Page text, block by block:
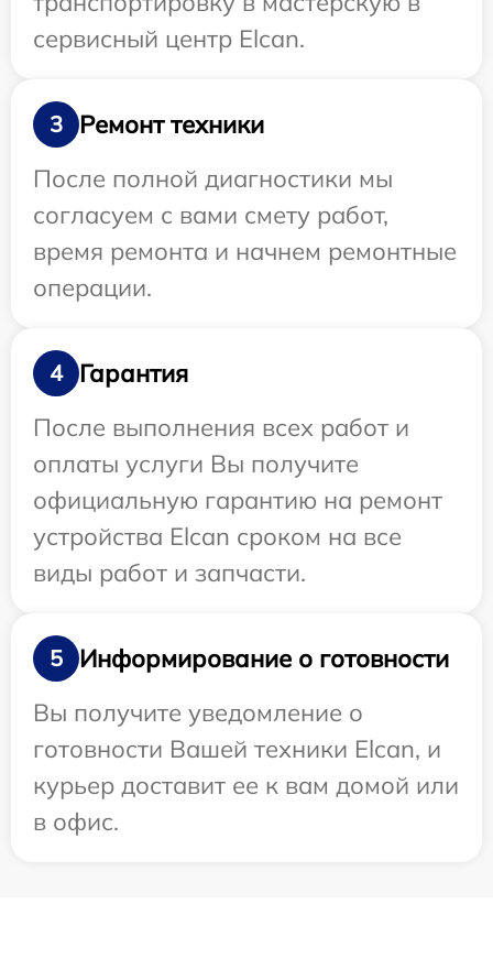
сервисный центр Elcan.
3
Ремонт техники
После полной диагностики мы
согласуем с вами смету работ,
время ремонта и начнем ремонтные
операции.
4
Гарантия
После выполнения всех работ и
оплаты услуги Вы получите
официальную гарантию на ремонт
устройства Elcan сроком на все
виды работ и запчасти.
5
Информирование о готовности
Вы получите уведомление о
готовности Вашей техники Elcan, и
курьер доставит ее к вам домой или
в офис.